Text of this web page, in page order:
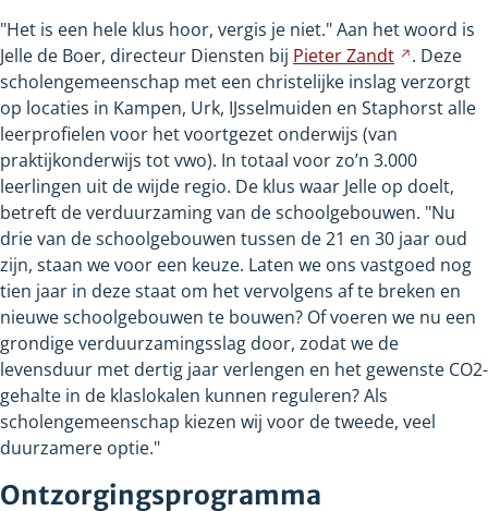
"Het is een hele klus hoor, vergis je niet." Aan het woord is
Jelle de Boer, directeur Diensten bij PieterZandt
Verwijst
naar
een
website
. Deze
scholengemeenschap met een christelijke inslag verzorgt
op locaties in Kampen, Urk, IJsselmuiden en Staphorst alle
leerprofielen voor het voortgezet onderwijs (van
praktijkonderwijs tot vwo). In totaal voor zo’n 3.000
leerlingen uit de wijde regio. De klus waar Jelle op doelt,
betreft de verduurzaming van de schoolgebouwen. "Nu
drie van de schoolgebouwen tussen de 21 en 30 jaar oud
zijn, staan we voor een keuze. Laten we ons vastgoed nog
tien jaar in deze staat om het vervolgens af te breken en
nieuwe schoolgebouwen te bouwen? Of voeren we nu een
grondige verduurzamingsslag door, zodat we de
levensduur met dertig jaar verlengen en het gewenste CO2-
gehalte in de klaslokalen kunnen reguleren? Als
scholengemeenschap kiezen wij voor de tweede, veel
duurzamere optie."
Ontzorgingsprogramma